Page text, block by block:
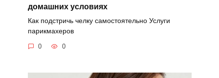
домашних условиях
Как подстричь челку самостоятельно Услуги
парикмахеров
0 0